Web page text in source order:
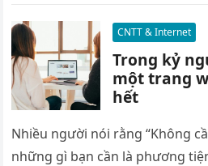
CNTT & Internet
Trong kỷ
một trang
hết
Nhiều người nói rằng “Không
những gì bạn cần là phương